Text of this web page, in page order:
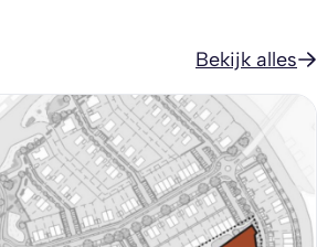
Bekijk alles